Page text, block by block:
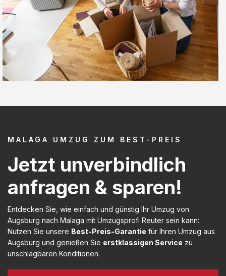
MALAGA UMZUG ZUM BEST-PREIS
Jetzt unverbindlich
anfragen & sparen!
Entdecken Sie, wie einfach und günstig Ihr Umzug von
Augsburg nach Malaga mit Umzugsprofi Reuter sein kann:
Nutzen Sie unsere Best-Preis-Garantie für Ihren Umzug aus
Augsburg und genießen Sie erstklassigen Service zu
unschlagbaren Konditionen.